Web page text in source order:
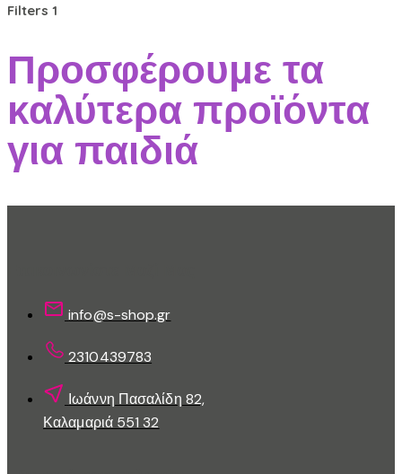
Filters 1
Προσφέρουμε τα
καλύτερα προϊόντα
για παιδιά
info@s-shop.gr
2310439783
Ιωάννη Πασαλίδη 82,
Καλαμαριά 551 32